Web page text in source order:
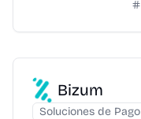
Bizum
Soluciones de Pago